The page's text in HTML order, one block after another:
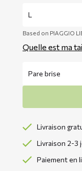
Based on PIAGGIO
Quelle est ma
Livraison
Livraison 2-3
Paiement en